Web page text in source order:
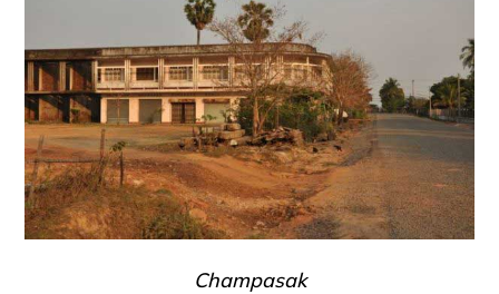
Champasak